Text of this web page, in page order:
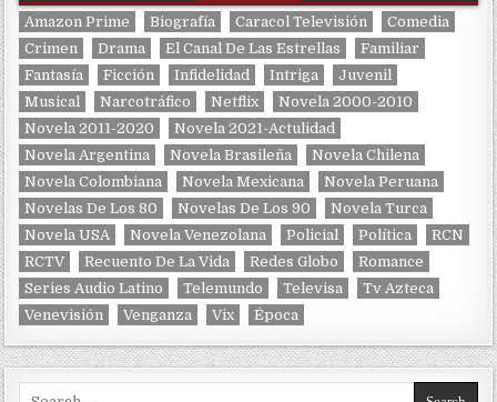
Amazon Prime Biografía Caracol Televisión
Comedia
Crimen
Drama El Canal De Las Estrellas
Familiar
Fantasía
Ficción Infidelidad Intriga
Juvenil
Musical
Narcotráfico Netflix
Novela 2000-2010
Novela 2011-2020
Novela 2021-Actulidad
Novela Argentina
Novela Brasileña
Novela Chilena
Novela Colombiana
Novela Mexicana
Novela Peruana
Novelas De Los 80
Novelas De Los 90
Novela Turca
Novela USA
Novela Venezolana Policial Política
RCN
RCTV
Recuento De La Vida Redes Globo
Romance
Series Audio Latino
Telemundo Televisa
Tv Azteca
Venevisión
Venganza Vix Época
Search for: